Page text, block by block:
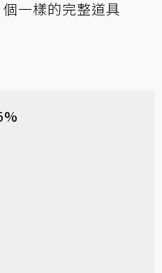
一樣的完整道具